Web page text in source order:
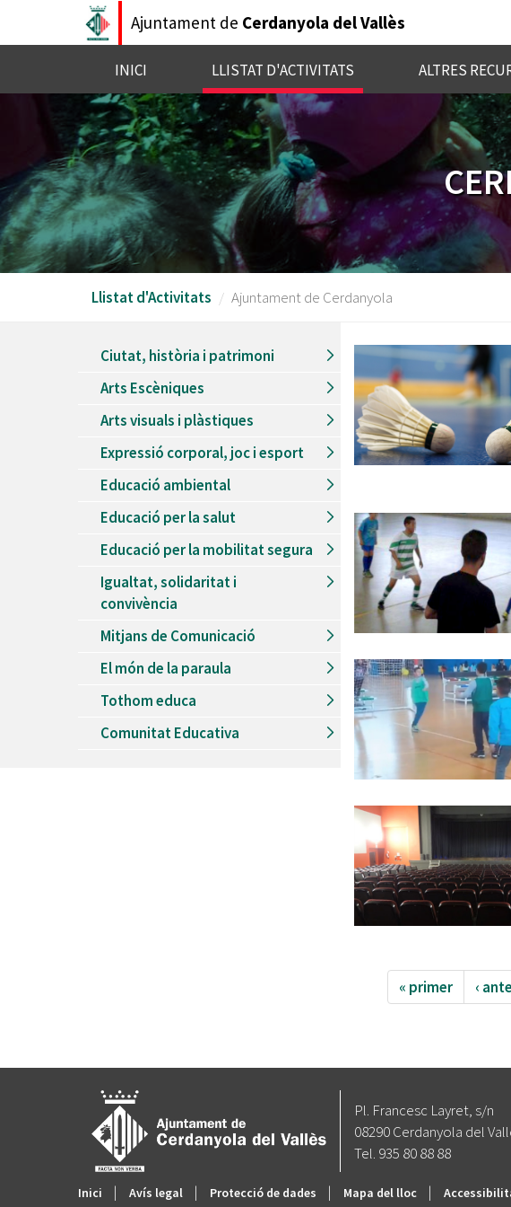
Ajuntament de Cerdanyola del Vallès
INICI LLISTAT D'ACTIVITATS ALTRES
Llistat d'Activitats Ajuntament de Cerdanyola
Ciutat, història i patrimoni
Arts Escèniques
Arts visuals i plàstiques
Expressió corporal, joc i esport
Educació ambiental
Educació per la salut
Educació per la mobilitat segura
Igualtat, solidaritat i
convivència
Mitjans de Comunicació
El món de la paraula
Tothom educa
Comunitat Educativa
« primer ‹
Pl. Francesc Layret, s/n
08290 Cerdanyola del
Tel. 935 80 88 88
Inici | Avís legal | Protecció de dades | Mapa del lloc |